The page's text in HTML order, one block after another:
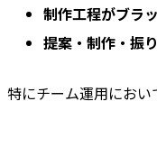
制作工程がブラ
提案・制作・振
特にチーム運用にお